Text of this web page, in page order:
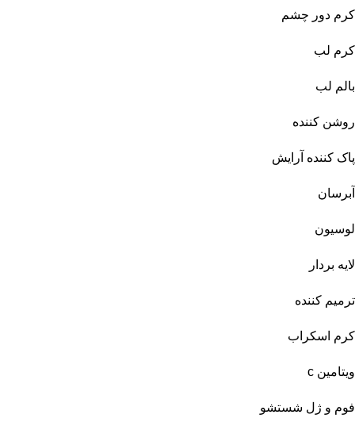
کرم دور چشم
کرم لب
بالم لب
روشن کننده
پاک کننده آرایش
آبرسان
لوسیون
لایه بردار
ترمیم کننده
کرم اسکراب
ویتامین c
فوم و ژل شستشو